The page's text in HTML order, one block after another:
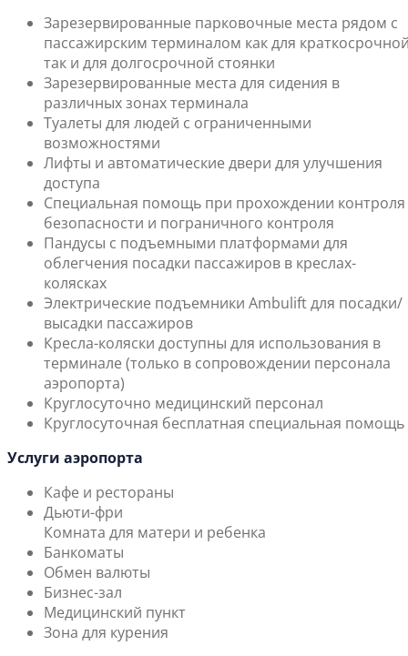
Зарезервированные парковочные места рядом с
пассажирским терминалом как для
так и для долгосрочной стоянки
Зарезервированные места для сидения в
различных зонах терминала
Туалеты для людей с ограниченными
возможностями
Лифты и автоматические двери для улучшения
доступа
Специальная помощь при прохождении контроля
безопасности и пограничного контроля
Пандусы с подъемными платформами для
облегчения посадки пассажиров в креслах-
колясках
Электрические подъемники Ambulift для посадки/
высадки пассажиров
Кресла-коляски доступны для использования в
терминале (только в сопровождении персонала
аэропорта)
Круглосуточно медицинский персонал
Круглосуточная бесплатная специальная помощь
Услуги аэропорта
Кафе и рестораны
Дьюти-фри
Комната для матери и ребенка
Банкоматы
Обмен валюты
Бизнес-зал
Медицинский пункт
Зона для курения